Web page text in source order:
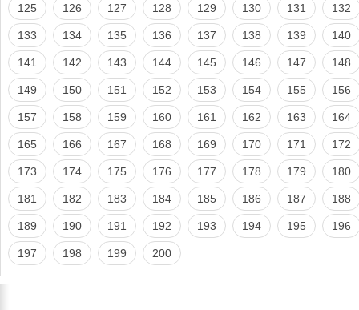
125 126 127 128 129 130 131 132
133 134 135 136 137 138 139 140
141 142 143 144 145 146 147 148
149 150 151 152 153 154 155 156
157 158 159 160 161 162 163 164
165 166 167 168 169 170 171 172
173 174 175 176 177 178 179 180
181 182 183 184 185 186 187 188
189 190 191 192 193 194 195 196
197 198 199 200